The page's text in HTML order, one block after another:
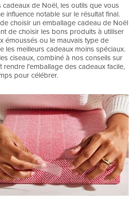
de Noël, les outils que vous
influence notable sur le résultat final.
choisir un emballage cadeau de Noël
de choisir les bons produits à utiliser
émoussés ou le mauvais type de
les meilleurs cadeaux moins spéciaux.
ciseaux, combiné à nos conseils sur
rendre l'emballage des cadeaux facile,
pour célébrer.